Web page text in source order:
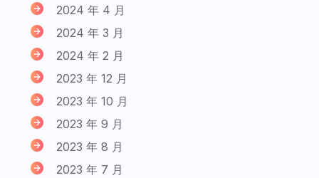
2024 年 4 月
2024 年 3 月
2024 年 2 月
2023 年 12 月
2023 年 10 月
2023 年 9 月
2023 年 8 月
2023 年 7 月